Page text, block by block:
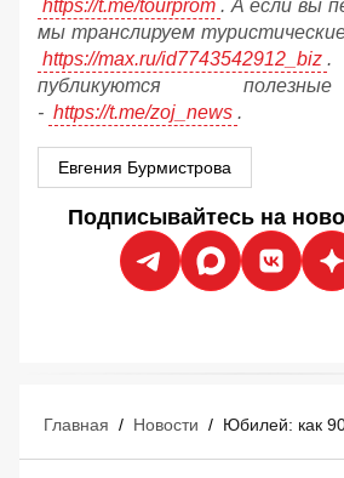
https://t.me/tourprom . А если вы
мы транслируем
https://max.ru/id7743542912_biz
публикуются
- https://t.me/zoj_news .
Евгения Бурмистрова
Подписывайтесь на
Главная / Новости /